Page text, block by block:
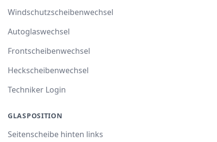
Windschutzscheibenwechsel
Autoglaswechsel
Frontscheibenwechsel
Heckscheibenwechsel
Techniker Login
GLASPOSITION
Seitenscheibe hinten links